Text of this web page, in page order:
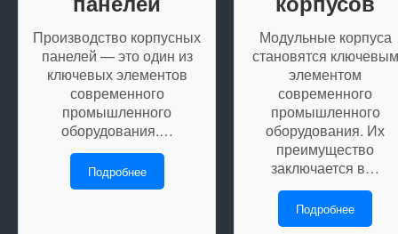
Производство корпусных
панелей — это один из
ключевых элементов
современного
промышленного
оборудования.…
Подробнее
Модульные корпуса
становятся ключевым
элементом
современного
промышленного
оборудования. Их
преимущество
заключается в…
Подробнее